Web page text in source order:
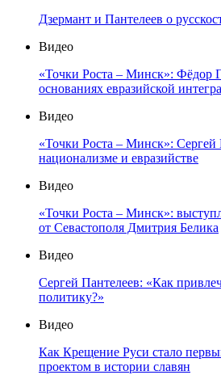
Дзермант и Пантелеев о
Видео
«Точки Роста – Минск»: Фёдор
основаниях евразийской
Видео
«Точки Роста – Минск»: Сергей
национализме и евразийстве
Видео
«Точки Роста – Минск»:
от Севастополя Дмитрия Белика
Видео
Сергей Пантелеев: «Как
политику?»
Видео
Как Крещение Руси стало
проектом в истории славян